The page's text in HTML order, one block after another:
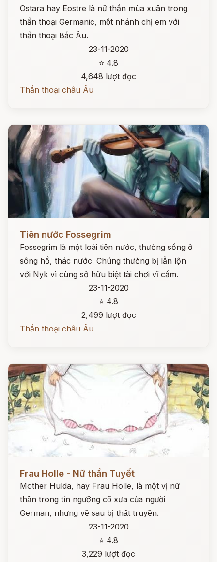
Ostara hay Eostre là nữ thần mùa xuân trong
thần thoại Germanic, một nhánh chị em với
thần thoại Bắc Âu.
23-11-2020
⭐ 4.8
4,648 lượt đọc
Thần thoại châu Âu
Tiên nước Fossegrim
Fossegrim là một loài tiên nước, thường sống ở
sông hồ, thác nước. Chúng thường bị lẫn lộn
với Nyk vì cùng sở hữu biệt tài chơi vĩ cầm.
23-11-2020
⭐ 4.8
2,499 lượt đọc
Thần thoại châu Âu
Frau Holle - Nữ thần Tuyết
Mother Hulda, hay Frau Holle, là một vị nữ
thần trong tín ngưỡng cổ xưa của người
German, nhưng về sau bị thất truyền.
23-11-2020
⭐ 4.8
3,229 lượt đọc